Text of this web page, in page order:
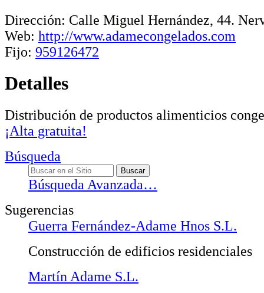
Dirección: Calle Miguel Hernández, 44.
Web: http://www.adamecongelados.com
Fijo: 959126472
Detalles
Distribución de productos alimenticios
¡Alta gratuita!
Búsqueda
Búsqueda Avanzada…
Sugerencias
Guerra Fernández-Adame Hnos S.L.
Construcción de edificios residenciales
Martín Adame S.L.